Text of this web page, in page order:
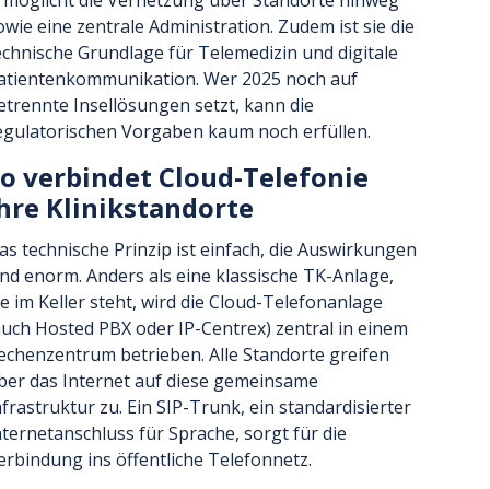
eine zentrale Administration. Zudem ist sie die
Grundlage für Telemedizin und digitale
Wer 2025 noch auf
Insellösungen setzt, kann die
Vorgaben kaum noch erfüllen.
verbindet Cloud-Telefonie
Klinikstandorte
technische Prinzip ist einfach, die Auswirkungen
enorm. Anders als eine klassische TK-Anlage,
im Keller steht, wird die Cloud-Telefonanlage
Hosted PBX oder IP-Centrex) zentral in einem
betrieben. Alle Standorte greifen
das Internet auf diese gemeinsame
zu. Ein SIP-Trunk, ein standardisierter
für Sprache, sorgt für die
ins öffentliche Telefonnetz.